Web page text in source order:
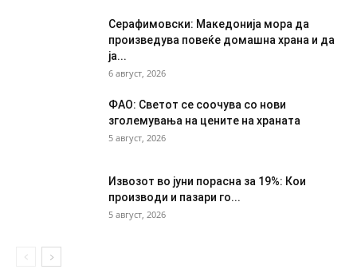
Серафимовски: Македонија мора да
произведува повеќе домашна храна и да
ја...
6 август, 2026
ФАО: Светот се соочува со нови
зголемувања на цените на храната
5 август, 2026
Извозот во јуни порасна за 19%: Кои
производи и пазари го...
5 август, 2026